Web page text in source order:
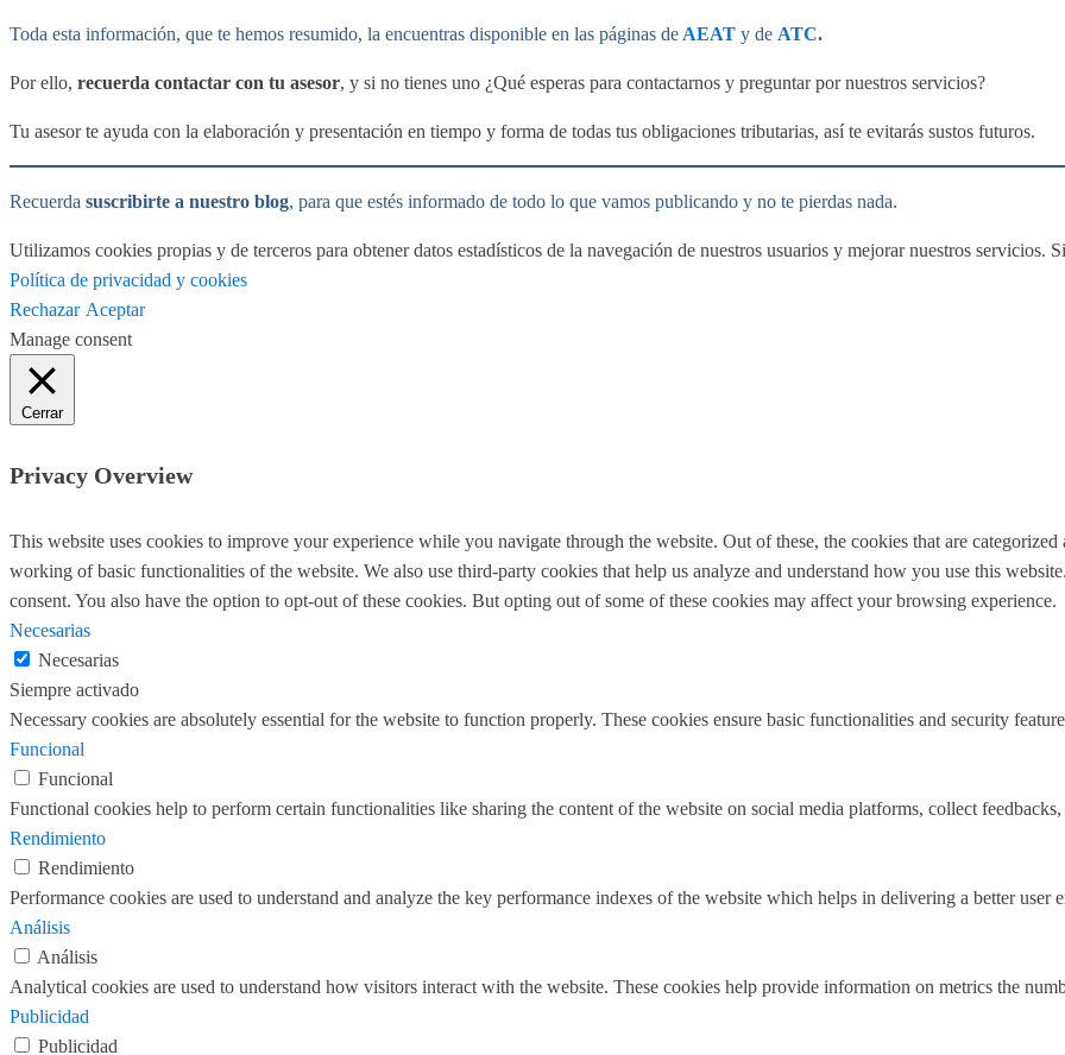
Toda esta información, que te hemos resumido, la encuentras disponible en las páginas de AEAT y de ATC.
Por ello, recuerda contactar con tu asesor, y si no tienes uno ¿Qué esperas para contactarnos y preguntar por nuestros servicios?
Tu asesor te ayuda con la elaboración y presentación en tiempo y forma de todas tus obligaciones tributarias, así te evitarás sustos futuros.
Recuerda suscribirte a nuestro blog, para que estés informado de todo lo que vamos publicando y no te pierdas nada.
Utilizamos cookies propias y de terceros para obtener datos estadísticos de la navegación de nuestros usuarios y mejorar nuestros servicios.
Política de privacidad y cookies
Rechazar Aceptar
Manage consent
Cerrar
Privacy Overview
This website uses cookies to improve your experience while you navigate through the website. Out of these, the cookies that are categorized
working of basic functionalities of the website. We also use third-party cookies that help us analyze and understand how you use this
consent. You also have the option to opt-out of these cookies. But opting out of some of these cookies may affect your browsing experience.
Necesarias
Necesarias
Siempre activado
Necessary cookies are absolutely essential for the website to function properly. These cookies ensure basic functionalities and security
Funcional
Funcional
Functional cookies help to perform certain functionalities like sharing the content of the website on social media platforms, collect
Rendimiento
Rendimiento
Performance cookies are used to understand and analyze the key performance indexes of the website which helps in delivering a better user
Análisis
Análisis
Analytical cookies are used to understand how visitors interact with the website. These cookies help provide information on metrics the
Publicidad
Publicidad